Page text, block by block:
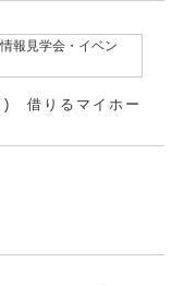
報見学会・イベン
) 借りるマイホー